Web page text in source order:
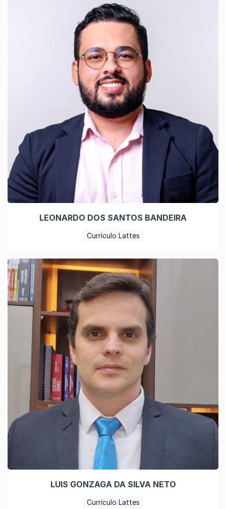
LEONARDO DOS SANTOS BANDEIRA
Currículo Lattes
LUIS GONZAGA DA SILVA NETO
Currículo Lattes